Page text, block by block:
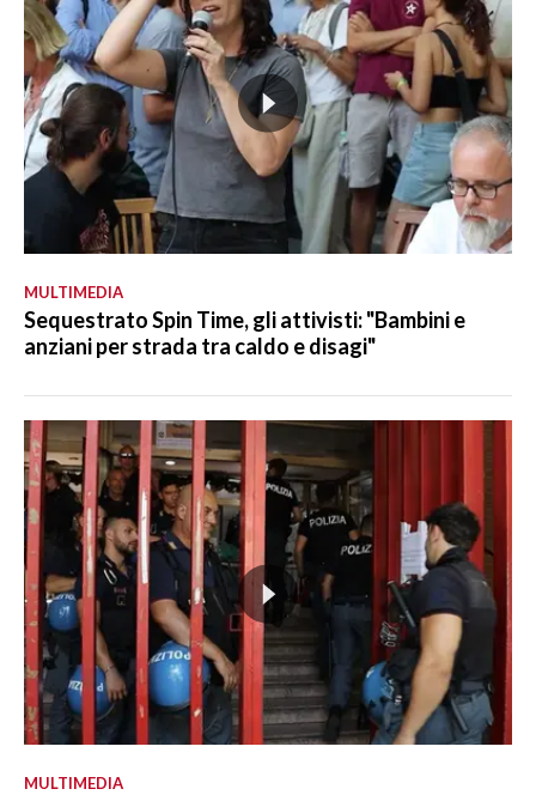
MULTIMEDIA
Sequestrato Spin Time, gli attivisti: "Bambini e
anziani per strada tra caldo e disagi"
MULTIMEDIA